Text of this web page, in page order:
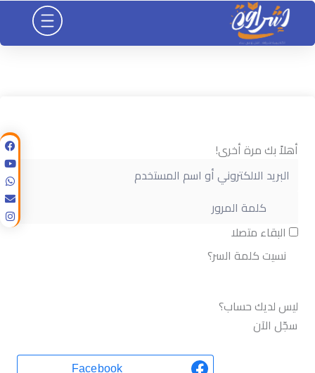
تخطي
المحتوى
أهلاً بك مرة أخرى!
البقاء متصلا
نسيت كلمة السر؟
ليس لديك حساب؟
سجّل الآن
Facebook